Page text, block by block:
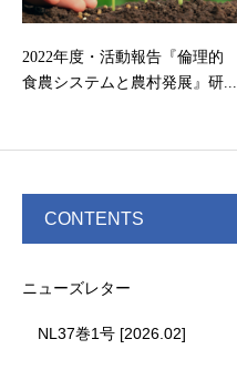
2022年度・活動報告『倫理的
食農システムと農村発展』研...
CONTENTS
ニューズレター
NL37巻1号 [2026.02]